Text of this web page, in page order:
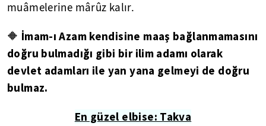
muâmelerine mârûz kalır.
🔶 İmam-ı Azam kendisine maaş bağlanmamasını
doğru bulmadığı gibi bir ilim adamı olarak
devlet adamları ile yan yana gelmeyi de doğru
bulmaz.
En güzel elbise: Takva